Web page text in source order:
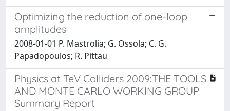
Optimizing the reduction of one-loop
amplitudes
2008-01-01 P. Mastrolia; G. Ossola; C. G.
Papadopoulos; R. Pittau
Physics at TeV Colliders 2009:THE TOOLS
AND MONTE CARLO WORKING GROUP
Summary Report